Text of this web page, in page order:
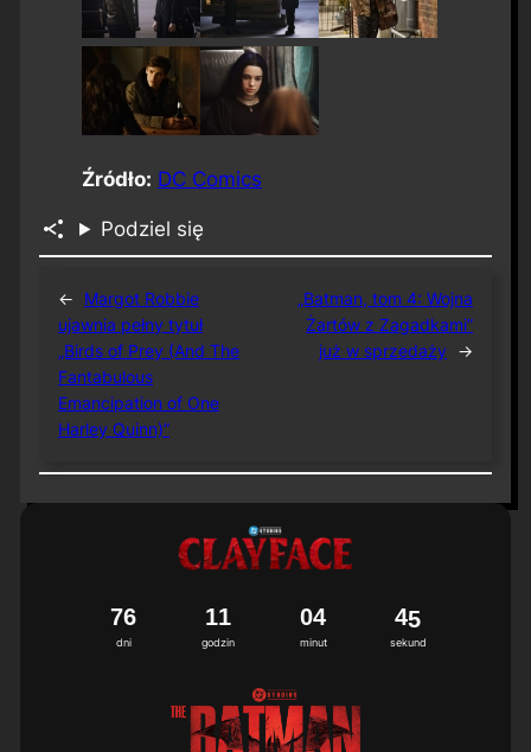
Źródło: DC Comics
Podziel się
←
Margot Robbie
ujawnia pełny tytuł
„Birds of Prey (And The
Fantabulous
Emancipation of One
Harley Quinn)”
„Batman, tom 4: Wojna
Żartów z Zagadkami”
już w sprzedaży
→
dni
76
godzin
11
minut
04
sekund
44
5